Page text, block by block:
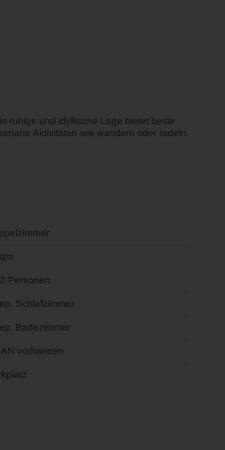
ruhige und idyllische Lage bietet beste
Aktivitäten wie wandern oder radeln.
Personen
Schlafzimmer
Badezimmer
vorhanden